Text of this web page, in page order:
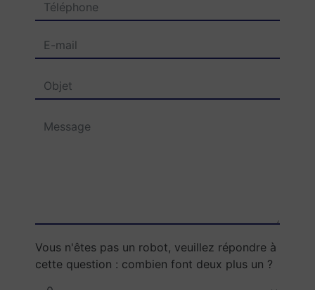
Vous n'êtes pas un robot, veuillez répondre à
cette question : combien font deux plus un ?